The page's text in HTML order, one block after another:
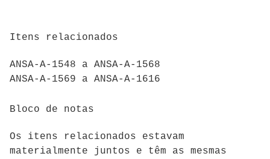
Itens relacionados
ANSA-A-1548 a ANSA-A-1568
ANSA-A-1569 a ANSA-A-1616
Bloco de notas
Os itens relacionados estavam
materialmente juntos e têm as mesmas